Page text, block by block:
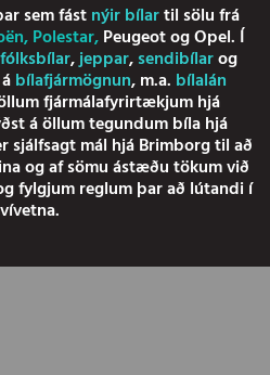
sem fástnýir bílartil sölu frá
,Polestar,PeugeotogOpel. Í
fólksbílar,jeppar,sendibílarog
bílafjármögnun, m.a. bílalán
fjármálafyrirtækjum hjá
á öllum tegundum bíla hjá
sjálfsagt mál hjá Brimborg til að
og af sömu ástæðu tökum við
fylgjum reglum þar að lútandi í